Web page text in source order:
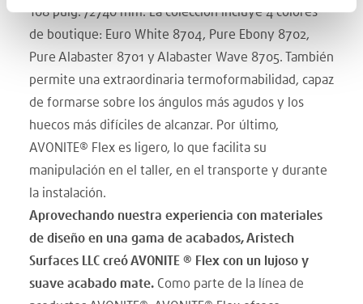
108 pulg. /2740 mm. La colección incluye 4 colores
de boutique: Euro White 8704, Pure Ebony 8702,
Pure Alabaster 8701 y Alabaster Wave 8705. También
permite una extraordinaria termoformabilidad, capaz
de formarse sobre los ángulos más agudos y los
huecos más difíciles de alcanzar. Por último,
AVONITE® Flex es ligero, lo que facilita su
manipulación en el taller, en el transporte y durante
la instalación.
Aprovechando nuestra experiencia con materiales
de diseño en una gama de acabados, Aristech
Surfaces LLC creó AVONITE ® Flex con un lujoso y
suave acabado mate. Como parte de la línea de